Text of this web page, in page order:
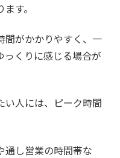
す。
間がかかりやすく、一
っくりに感じる場合が
い人には、ピーク時間
通し営業の時間帯な